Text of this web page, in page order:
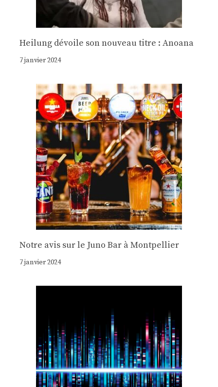
Heilung dévoile son nouveau titre : Anoana
7 janvier 2024
Notre avis sur le Juno Bar à Montpellier
7 janvier 2024